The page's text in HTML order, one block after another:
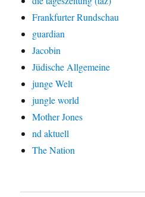
Frankfurter Rundschau
guardian
Jacobin
Jüdische Allgemeine
junge Welt
jungle world
Mother Jones
nd aktuell
The Nation